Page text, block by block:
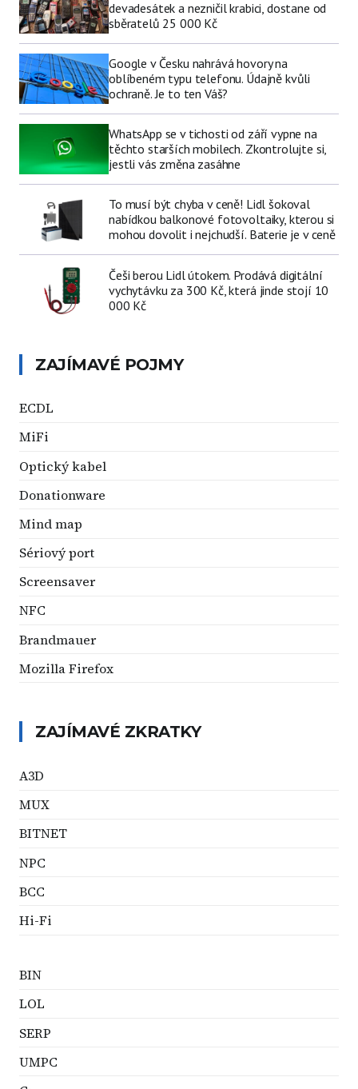
devadesátek a nezničil krabici, dostane od
sběratelů 25 000 Kč
Google v Česku nahrává hovory na
oblíbeném typu telefonu. Údajně kvůli
ochraně. Je to ten Váš?
WhatsApp se v tichosti od září vypne na
těchto starších mobilech. Zkontrolujte si,
jestli vás změna zasáhne
To musí být chyba v ceně! Lidl šokoval
nabídkou balkonové fotovoltaiky, kterou si
mohou dovolit i nejchudší. Baterie je v ceně
Češi berou Lidl útokem. Prodává digitální
vychytávku za 300 Kč, která jinde stojí 10
000 Kč
ZAJÍMAVÉ POJMY
ECDL
MiFi
Optický kabel
Donationware
Mind map
Sériový port
Screensaver
NFC
Brandmauer
Mozilla Firefox
ZAJÍMAVÉ ZKRATKY
A3D
MUX
BITNET
NPC
BCC
Hi-Fi
BIN
LOL
SERP
UMPC